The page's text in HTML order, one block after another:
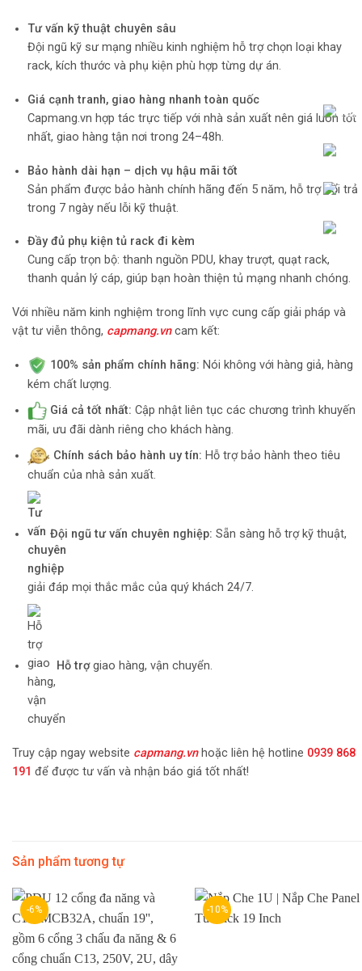
Tư vấn kỹ thuật chuyên sâu
Đội ngũ kỹ sư mạng nhiều kinh nghiệm hỗ trợ chọn loại khay
rack, kích thước và phụ kiện phù hợp từng dự án.
Giá cạnh tranh, giao hàng nhanh toàn quốc
Capmang.vn hợp tác trực tiếp với nhà sản xuất nên giá luôn tốt
nhất, giao hàng tận nơi trong 24–48h.
Bảo hành dài hạn – dịch vụ hậu mãi tốt
Sản phẩm được bảo hành chính hãng đến 5 năm, hỗ trợ đổi trả
trong 7 ngày nếu lỗi kỹ thuật.
Đầy đủ phụ kiện tủ rack đi kèm
Cung cấp trọn bộ: thanh nguồn PDU, khay trượt, quạt rack,
thanh quản lý cáp, giúp bạn hoàn thiện tủ mạng nhanh chóng.
Với nhiều năm kinh nghiệm trong lĩnh vực cung cấp giải pháp và
vật tư viễn thông, capmang.vncam kết:
100% sản phẩm chính hãng: Nói không với hàng giả, hàng
kém chất lượng.
Giá cả tốt nhất: Cập nhật liên tục các chương trình khuyến
mãi, ưu đãi dành riêng cho khách hàng.
Chính sách bảo hành uy tín: Hỗ trợ bảo hành theo tiêu
chuẩn của nhà sản xuất.
Đội ngũ tư vấn chuyên nghiệp: Sẵn sàng hỗ trợ kỹ thuật,
giải đáp mọi thắc mắc của quý khách 24/7.
Hỗ trợgiao hàng, vận chuyển.
Truy cập ngay website capmang.vnhoặc liên hệ hotline 0939 868
191 để được tư vấn và nhận báo giá tốt nhất!
Sản phẩm tương tự
-6% -10%